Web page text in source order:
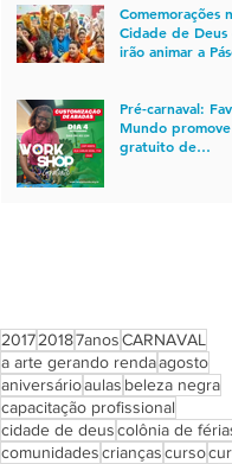
no Rio
Comemorações
Cidade de Deus
irão animar a
Pré-carnaval:
Mundo promove
gratuito de
201720187anosCARNAVAL
a arte gerando rendaagosto
aniversárioaulas beleza negra
capacitação profissional
cidade de deuscolônia de
comunidadescriançascurso